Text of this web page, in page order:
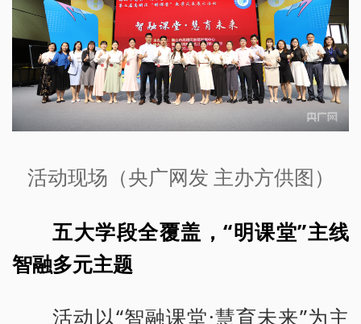
活动现场（央广网发 主办方供图）
五大学段全覆盖，“明课堂”主线
智融多元主题
活动以“智融课堂·慧育未来”为主